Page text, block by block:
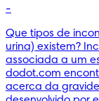
-
Que tipos de
urina) existem?
associada a um
dodot.com
acerca da